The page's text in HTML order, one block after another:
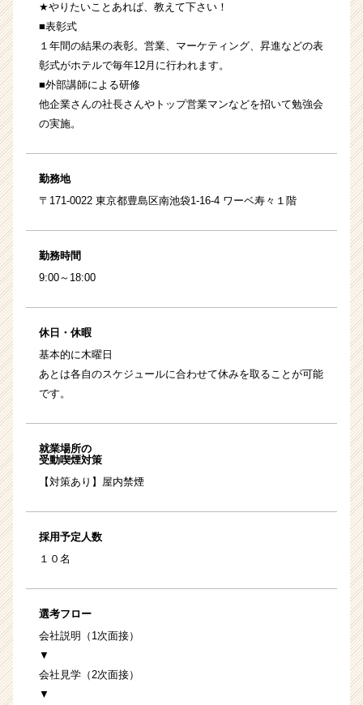
★やりたいことあれば、教えて下さい！
■表彰式
１年間の結果の表彰。営業、マーケティング、昇進などの表
彰式がホテルで毎年12月に行われます。
■外部講師による研修
他企業さんの社長さんやトップ営業マンなどを招いて勉強会
の実施。
勤務地
〒171-0022 東京都豊島区南池袋1-16-4 ワーベ寿々１階
勤務時間
9:00～18:00
休日・休暇
基本的に木曜日
あとは各自のスケジュールに合わせて休みを取ることが可能
です。
就業場所の
受動喫煙対策
【対策あり】屋内禁煙
採用予定人数
１０名
選考フロー
会社説明（1次面接）
▼
会社見学（2次面接）
▼